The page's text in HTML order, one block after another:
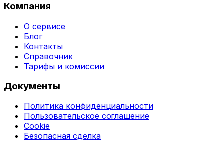
Компания
О сервисе
Блог
Контакты
Справочник
Тарифы и комиссии
Документы
Политика конфиденциальности
Пользовательское соглашение
Cookie
Безопасная сделка